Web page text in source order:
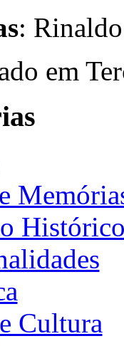
:
em
Histórico
Cultura